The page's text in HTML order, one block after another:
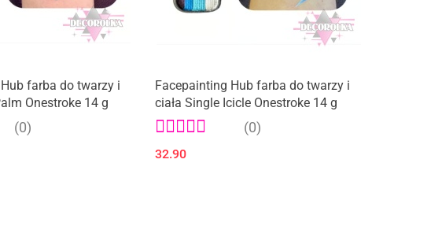
farba do twarzy i
Onestroke 14 g
(0)
Facepainting Hub farba do twarzy i
ciała Single Icicle Onestroke 14 g
(0)
32.90